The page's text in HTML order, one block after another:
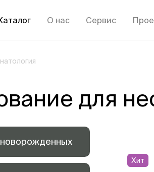
О нас Сервис
для
Хит